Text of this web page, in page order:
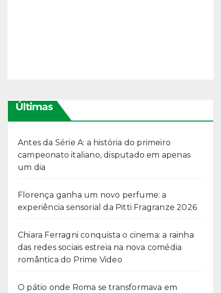
Últimas
Antes da Série A: a história do primeiro
campeonato italiano, disputado em apenas
um dia
Florença ganha um novo perfume: a
experiência sensorial da Pitti Fragranze 2026
Chiara Ferragni conquista o cinema: a rainha
das redes sociais estreia na nova comédia
romântica do Prime Video
O pátio onde Roma se transformava em